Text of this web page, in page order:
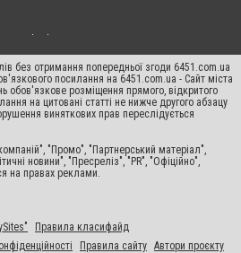
без отримання попередньої згоди 6451.com.ua
посилання на 6451.com.ua - Сайт міста
обов'язкове розміщення прямого, відкритого
на цитовані статті не нижче другого абзацу
виняткових прав переслідується
"Промо", "Партнерський матеріал",
новини", "Пресреліз", "PR", "Офіційно",
на правах реклами.
Правила класифайд
Правила сайту Автори проєкту